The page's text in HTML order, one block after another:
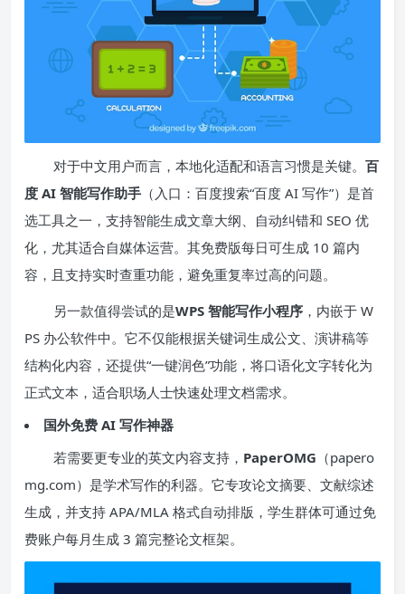
对于中文用户而言，本地化适配和语言习惯是关键。 百
度 AI 智能写作助手 （入口：百度搜索“百度 AI 写作”）是首
选工具之一，支持智能生成文章大纲、自动纠错和 SEO 优
化，尤其适合自媒体运营。其免费版每日可生成 10 篇内
容，且支持实时查重功能，避免重复率过高的问题。
另一款值得尝试的是WPS 智能写作小程序 ，内嵌于 W
PS 办公软件中。它不仅能根据关键词生成公文、演讲稿等
结构化内容，还提供“一键润色”功能，将口语化文字转化为
正式文本，适合职场人士快速处理文档需求。
国外免费 AI 写作神器
若需要更专业的英文内容支持， PaperOMG （papero
mg.com）是学术写作的利器。它专攻论文摘要、文献综述
生成，并支持 APA/MLA 格式自动排版，学生群体可通过免
费账户每月生成 3 篇完整论文框架。